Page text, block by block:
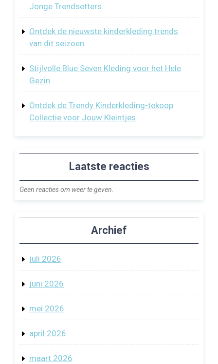
Jonge Trendsetters
Ontdek de nieuwste kinderkleding trends
van dit seizoen
Stijlvolle Blue Seven Kleding voor het Hele
Gezin
Ontdek de Trendy Kinderkleding-tekoop
Collectie voor Jouw Kleintjes
Laatste reacties
Geen reacties om weer te geven.
Archief
juli 2026
juni 2026
mei 2026
april 2026
maart 2026